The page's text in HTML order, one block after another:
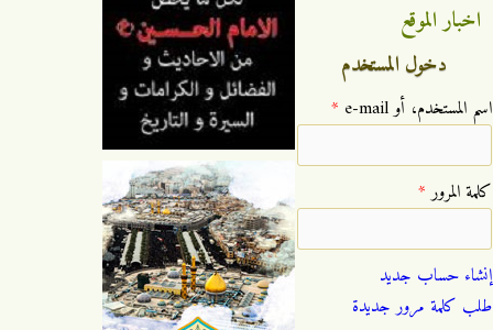
اخبار الموقع
دخول المستخدم
‏اسم المستخدم، أو e-mail ‏ *
‏كلمة المرور ‏*
إنشاء حساب جديد
طلب كلمة مرور جديدة